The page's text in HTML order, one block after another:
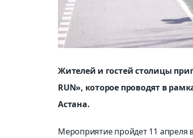
Жителей и гостей столицы
RUN», которое проводят в
Астана.
Мероприятие пройдет 11